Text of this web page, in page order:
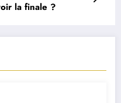
la finale ?